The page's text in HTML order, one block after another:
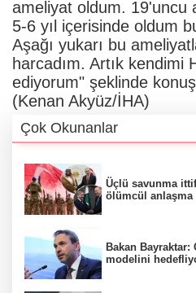
ameliyat oldum. 19'uncu
5-6 yıl içerisinde oldum
Aşağı yukarı bu
harcadım. Artık kendimi
ediyorum" şeklinde
(Kenan Akyüz/İHA)
Çok Okunanlar
Üçlü savunma
ölümcül anlaşma
Bakan Bayraktar:
modelini